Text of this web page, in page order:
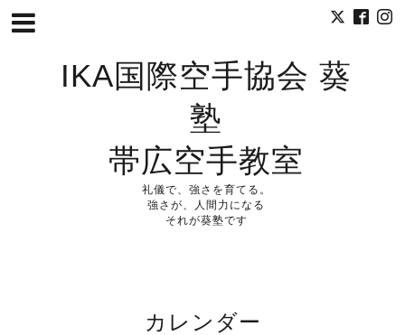
IKA国際空手協会 葵
塾
帯広空手教室
礼儀で、強さを育てる。
強さが、人間力になる
それが葵塾です
カレンダー